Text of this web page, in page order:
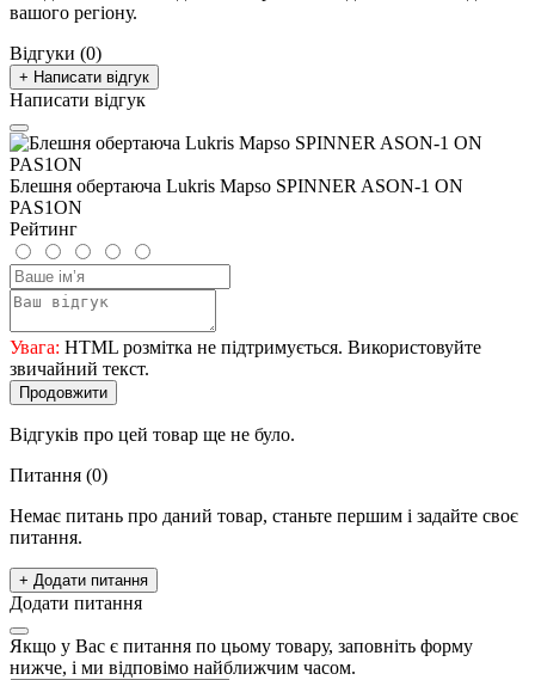
вашого регіону.
Відгуки (0)
+ Написати відгук
Написати відгук
Блешня обертаюча Lukris Mapso SPINNER ASON-1 ON
PAS1ON
Рейтинг
Увага: HTML розмітка не підтримується. Використовуйте
звичайний текст.
Продовжити
Відгуків про цей товар ще не було.
Питання (0)
Немає питань про даний товар, станьте першим і задайте своє
питання.
+ Додати питання
Додати питання
Якщо у Вас є питання по цьому товару, заповніть форму
нижче, і ми відповімо найближчим часом.